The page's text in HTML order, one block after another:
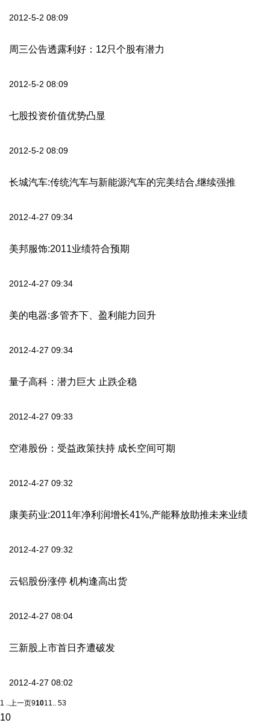
2012-5-2 08:09
周三公告透露利好：12只个股有潜力
2012-5-2 08:09
七股投资价值优势凸显
2012-5-2 08:09
长城汽车:传统汽车与新能源汽车的完美结合,继续强推
2012-4-27 09:34
美邦服饰:2011业绩符合预期
2012-4-27 09:34
美的电器:多管齐下、盈利能力回升
2012-4-27 09:34
量子高科：潜力巨大 止跌企稳
2012-4-27 09:33
空港股份：受益政策扶持 成长空间可期
2012-4-27 09:32
康美药业:2011年净利润增长41%,产能释放助推未来业绩
2012-4-27 09:32
云铝股份涨停 机构逢高出货
2012-4-27 08:04
三新股上市首日齐遭破发
2012-4-27 08:02
1 ..上一页91011.. 53